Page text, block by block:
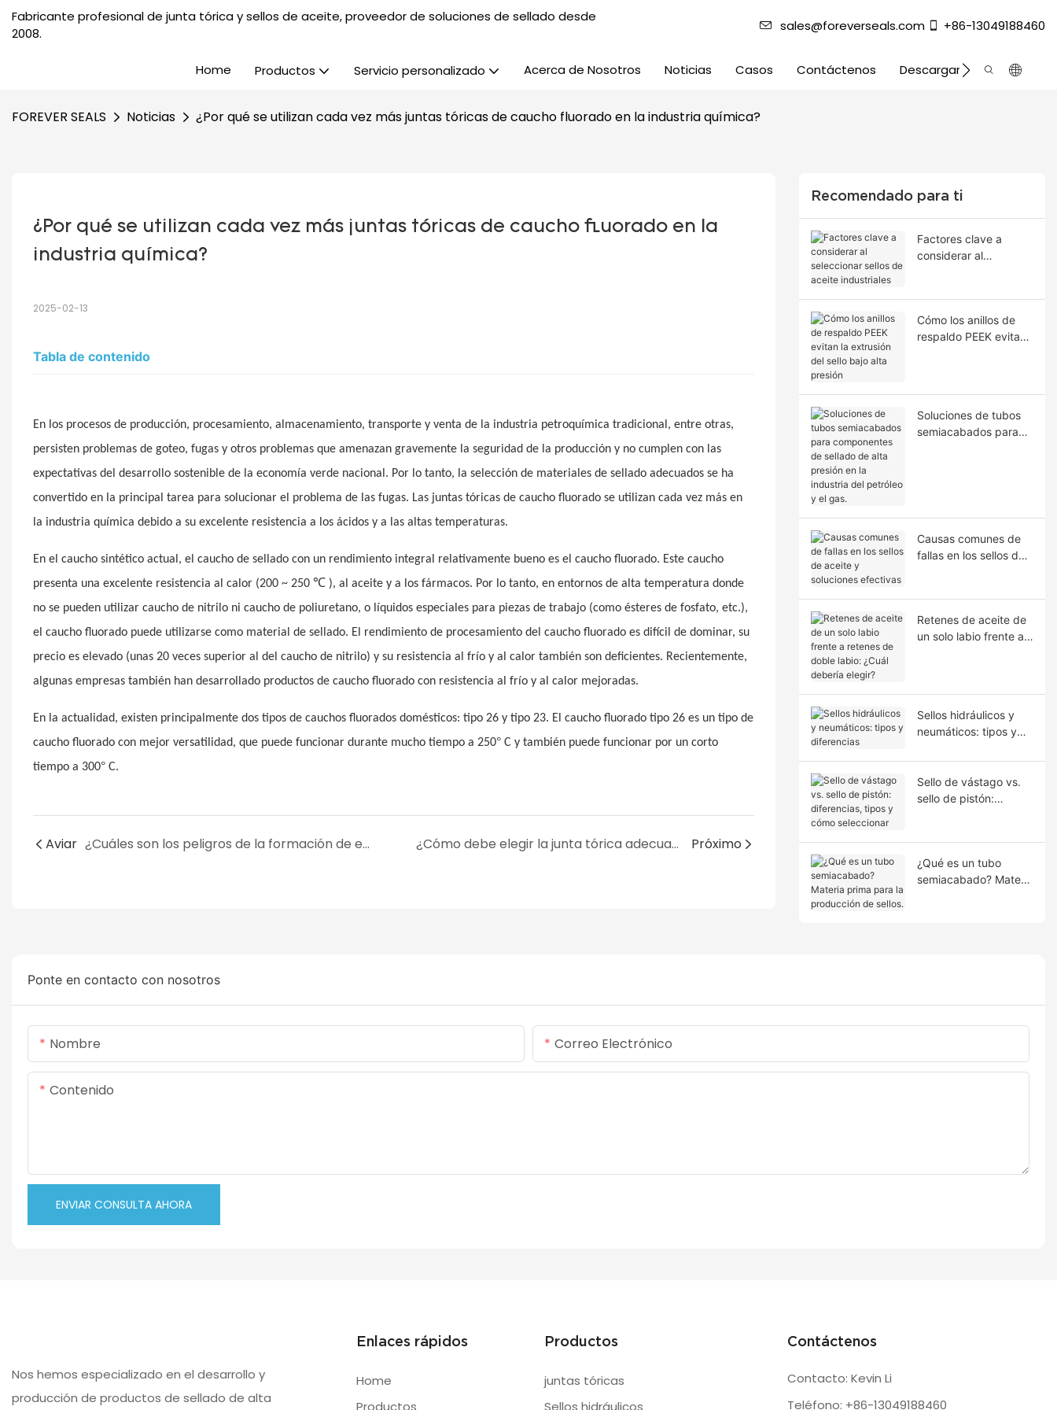
Fabricante profesional de junta tórica y sellos de aceite, proveedor de soluciones de sellado desde
2008.
sales@foreverseals.com +86-13049188460
Home Productos Servicio personalizado Acerca de Nosotros Noticias Casos Contáctenos Descargar
FOREVER SEALS Noticias ¿Por qué se utilizan cada vez más juntas tóricas de caucho fluorado en la industria química?
¿Por qué se utilizan cada vez más juntas tóricas de caucho fluorado en la
industria química?
2025-02-13
Tabla de contenido
En los procesos de producción, procesamiento, almacenamiento, transporte y venta de la industria petroquímica tradicional, entre otras,
persisten problemas de goteo, fugas y otros problemas que amenazan gravemente la seguridad de la producción y no cumplen con las
expectativas del desarrollo sostenible de la economía verde nacional. Por lo tanto, la selección de materiales de sellado adecuados se ha
convertido en la principal tarea para solucionar el problema de las fugas. Las juntas tóricas de caucho fluorado se utilizan cada vez más en
la industria química debido a su excelente resistencia a los ácidos y a las altas temperaturas.
En el caucho sintético actual, el caucho de sellado con un rendimiento integral relativamente bueno es el caucho fluorado. Este caucho
presenta una excelente resistencia al calor (200 ~ 250 ℃ ), al aceite y a los fármacos. Por lo tanto, en entornos de alta temperatura donde
no se pueden utilizar caucho de nitrilo ni caucho de poliuretano, o líquidos especiales para piezas de trabajo (como ésteres de fosfato, etc.),
el caucho fluorado puede utilizarse como material de sellado. El rendimiento de procesamiento del caucho fluorado es difícil de dominar, su
precio es elevado (unas 20 veces superior al del caucho de nitrilo) y su resistencia al frío y al calor también son deficientes. Recientemente,
algunas empresas también han desarrollado productos de caucho fluorado con resistencia al frío y al calor mejoradas.
En la actualidad, existen principalmente dos tipos de cauchos fluorados domésticos: tipo 26 y tipo 23. El caucho fluorado tipo 26 es un tipo de
caucho fluorado con mejor versatilidad, que puede funcionar durante mucho tiempo a 250° C y también puede funcionar por un corto
tiempo a 300° C.
Aviar ¿Cuáles son los peligros de la formación de escarcha después de la formación de una junta tórica de caucho fluorado? ¿Cómo debe elegir la junta tórica adecuada la maquinaria química? Próximo
Recomendado para ti
Factores clave a
considerar al
Cómo los anillos de
respaldo PEEK evitan
Soluciones de tubos
semiacabados para
Causas comunes de
fallas en los sellos de
Retenes de aceite de
un solo labio frente a
Sellos hidráulicos y
neumáticos: tipos y
Sello de vástago vs.
sello de pistón:
¿Qué es un tubo
semiacabado? Materia
Ponte en contacto con nosotros
Nombre Correo Electrónico
Contenido
ENVIAR CONSULTA AHORA
Nos hemos especializado en el desarrollo y
producción de productos de sellado de alta
Enlaces rápidos
Home
Productos
Productos
juntas tóricas
Sellos hidráulicos
Contáctenos
Contacto: Kevin Li
Teléfono: +86-13049188460